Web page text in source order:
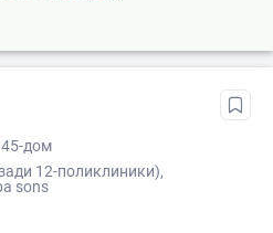
45-дом
12-поликлиники),
sons